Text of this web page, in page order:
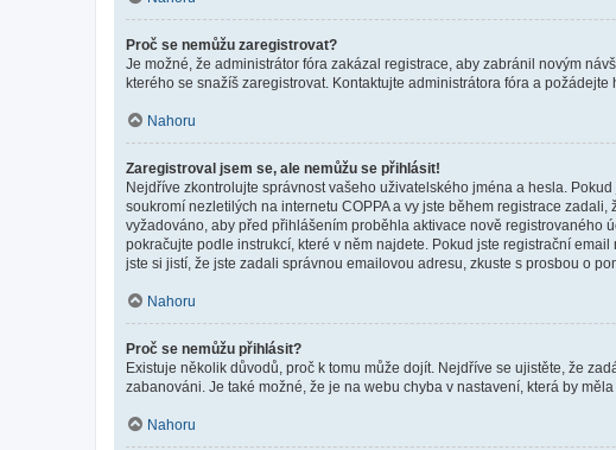
Proč se nemůžu zaregistrovat?
Je možné, že administrátor fóra zakázal registrace, aby zabránil novým
kterého se snažíš zaregistrovat. Kontaktujte administrátora fóra a požádejte
Nahoru
Zaregistroval jsem se, ale nemůžu se přihlásit!
Nejdříve zkontrolujte správnost vašeho uživatelského jména a hesla.
soukromí nezletilých na internetu COPPA a vy jste během registrace
vyžadováno, aby před přihlášením proběhla aktivace nově registrovaného
pokračujte podle instrukcí, které v něm najdete. Pokud jste registrační
jste si jistí, že jste zadali správnou emailovou adresu, zkuste s prosbou o
Nahoru
Proč se nemůžu přihlásit?
Existuje několik důvodů, proč k tomu může dojít. Nejdříve se ujistěte, že
zabanováni. Je také možné, že je na webu chyba v nastavení, která by měla
Nahoru